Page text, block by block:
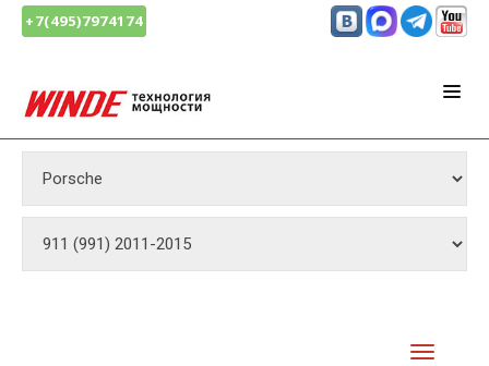
+7(495)7974174